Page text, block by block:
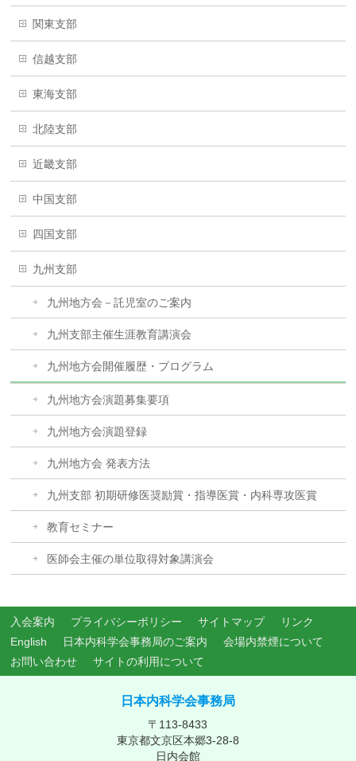
関東支部
信越支部
東海支部
北陸支部
近畿支部
中国支部
四国支部
九州支部
九州地方会－託児室のご案内
九州支部主催生涯教育講演会
九州地方会開催履歴・プログラム
九州地方会演題募集要項
九州地方会演題登録
九州地方会 発表方法
九州支部 初期研修医奨励賞・指導医賞・内科専攻医賞
教育セミナー
医師会主催の単位取得対象講演会
入会案内 プライバシーポリシー サイトマップ
リンク
English
日本内科学会事務局のご案内
会場内禁煙について
お問い合わせ
サイトの利用について
日本内科学会事務局
〒113-8433
東京都文京区本郷3-28-8
日内会館